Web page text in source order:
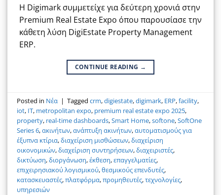
Η Digimark συμμετείχε για δεύτερη χρονιά στην
Premium Real Estate Expo όπου παρουσίασε την
κάθετη λύση DigiEstate Property Management
ERP.
CONTINUE READING →
Posted in Νέα | Taggedcrm,digiestate,digimark, ERP,facility,
iot, IT, metropolitan expo, premium real estate expo 2025,
property, real-time dashboards,Smart Home,softone,SoftOne
Series 6,ακινήτων,ανάπτυξη ακινήτων,αυτοματισμούς για
έξυπνα κτίρια,διαχείριση μισθώσεων,διαχείριση
οικονομικών,διαχείριση συντηρήσεων,διαχειριστές,
δικτύωση,διοργάνωση,έκθεση,επαγγελματίες,
επιχειρησιακού λογισμικού,θεσμικούς επενδυτές,
κατασκευαστές,πλατφόρμα,προμηθευτές,τεχνολογίες,
υπηρεσιών